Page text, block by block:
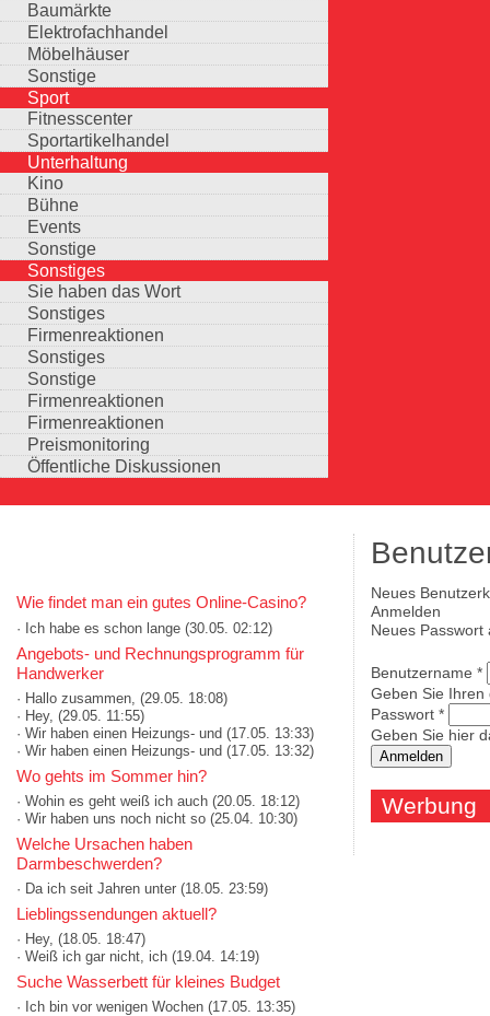
Baumärkte
Elektrofachhandel
Möbelhäuser
Sonstige
Sport
Fitnesscenter
Sportartikelhandel
Unterhaltung
Kino
Bühne
Events
Sonstige
Sonstiges
Sie haben das Wort
Sonstiges
Firmenreaktionen
Sonstiges
Sonstige
Firmenreaktionen
Firmenreaktionen
Preismonitoring
Öffentliche Diskussionen
Wie findet man ein gutes Online-Casino?
· Ich habe es schon lange (30.05. 02:12)
Angebots- und Rechnungsprogramm für
Handwerker
· Hallo zusammen, (29.05. 18:08)
· Hey, (29.05. 11:55)
· Wir haben einen Heizungs- und (17.05. 13:33)
· Wir haben einen Heizungs- und (17.05. 13:32)
Wo gehts im Sommer hin?
· Wohin es geht weiß ich auch (20.05. 18:12)
· Wir haben uns noch nicht so (25.04. 10:30)
Welche Ursachen haben
Darmbeschwerden?
· Da ich seit Jahren unter (18.05. 23:59)
Lieblingssendungen aktuell?
· Hey, (18.05. 18:47)
· Weiß ich gar nicht, ich (19.04. 14:19)
Suche Wasserbett für kleines Budget
· Ich bin vor wenigen Wochen (17.05. 13:35)
Haupt-Reiter
Neues
Anmelden
(aktiver Reiter)
Neues Passwort
Benutzername *
Geben Sie Ihren
Passwort *
Geben Sie hier
Werbung
Auswahlmöglichkeiten